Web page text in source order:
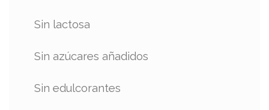
Sin lactosa
Sin azúcares añadidos
Sin edulcorantes